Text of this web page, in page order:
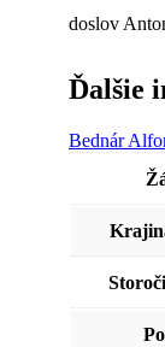
doslov
Ďalšie
Bednár